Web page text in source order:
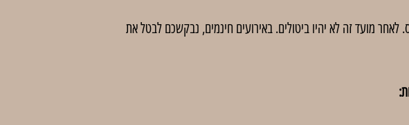
לבטל כרטיסים עד 48 שעות לפני קיום המופע, בכפוף לדמי ביטול בסך 5 ₪ לכרטיס. לאחר מועד זה לא יהיו ביטולים. באירועים חינמים, נבקשכם לבטל את